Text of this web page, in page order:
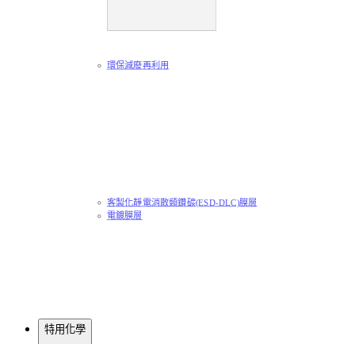
特用化學
環保減廢再利用
客製化靜電消散類鑽碳(ESD-DLC)膜層
電鍍膜層